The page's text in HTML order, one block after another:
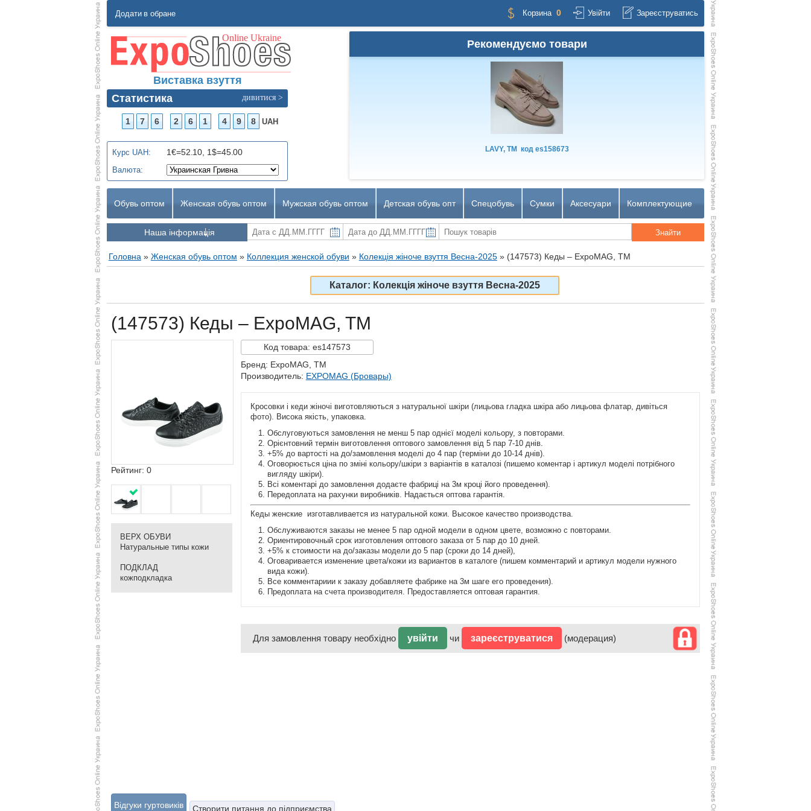
Додати в обране Корзина 0 Увійти Зареєструватись
Виставка взуття
Статистика
дивитися >
1 7 6 2 6 1 4 9 8 UAH
Курс UAH: 1€=52.10, 1$=45.00
Валюта:
Рекомендуємо товари
LAVY, TM кодes158673
Обувь оптом Женская обувь оптом Мужская обувь оптом Детская обувь опт Спецобувь Сумки Аксесуари Комплектующие
Наша інформація
Головна » Женская обувь оптом » Коллекция женской обуви » Колекція жіноче взуття Весна-2025» (147573) Кеды – ExpoMAG, TM
Каталог: Колекція жіноче взуття Весна-2025
(147573) Кеды – ExpoMAG, TM
Рейтинг: 0
ВЕРХ ОБУВИ
Натуральные типы кожи
ПОДКЛАД
кожподкладка
Кодтовара: es147573
Бренд: ExpoMAG, TM
Производитель: EXPOMAG (Бровары)
Кросовки і кеди жіночі виготовляються з натуральної шкіри (лицьова гладка шкіра або лицьова флатар, дивіться
фото). Висока якість, упаковка.
Обслуговуються замовлення не менш 5 пар однієї моделі кольору, з повторами.
Орієнтовний термін виготовлення оптового замовлення від 5 пар 7-10 днів.
+5% до вартості на до/замовлення моделі до 4 пар (терміни до 10-14 днів).
Оговорюється ціна по зміні кольору/шкіри з варіантів в каталозі (пишемо коментар і артикул моделі потрібного
вигляду шкіри).
Всі коментарі до замовлення додаєте фабриці на 3м кроці його проведення).
Передоплата на рахунки виробників. Надається оптова гарантія.
Кеды женские изготавливается из натуральной кожи. Высокое качество производства.
Обслуживаются заказы не менее 5 пар одной модели в одном цвете, возможно с повторами.
Ориентировочный срок изготовления оптового заказа от 5 пар до 10 дней.
+5% к стоимости на до/заказы модели до 5 пар (сроки до 14 дней),
Оговаривается изменение цвета/кожи из вариантов в каталоге (пишем комментарий и артикул модели нужного
вида кожи).
Все комментариии к заказу добавляете фабрике на 3м шаге его проведения).
Предоплата на счета производителя. Предоставляется оптовая гарантия.
Для замовлення товару необхідно увійти чи зареєструватися (модерация)
Відгуки гуртовиків Створити питання до підприємства